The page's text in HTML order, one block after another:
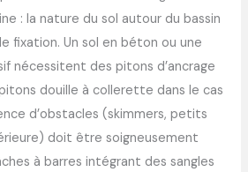
: la nature du sol autour du bassin
fixation. Un sol en béton ou une
nécessitent des pitons d’ancrage
douille à collerette dans le cas
d’obstacles (skimmers, petits
doit être soigneusement
à barres intégrant des sangles